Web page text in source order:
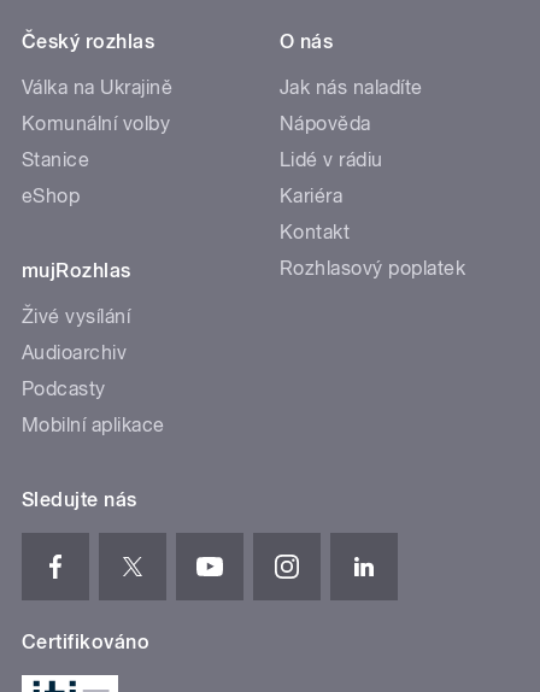
Český rozhlas
Válka na Ukrajině
Komunální volby
Stanice
eShop
mujRozhlas
Živé vysílání
Audioarchiv
Podcasty
Mobilní aplikace
O nás
Jak nás naladíte
Nápověda
Lidé v rádiu
Kariéra
Kontakt
Rozhlasový poplatek
Sledujte nás
Certifikováno